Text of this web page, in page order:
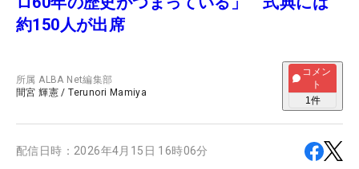
約150人が出席
所属ALBA Net編集部
間宮 輝憲 /Terunori Mamiya
コメン
ト
1件
配信日時： 2026年4月15日 16時06分